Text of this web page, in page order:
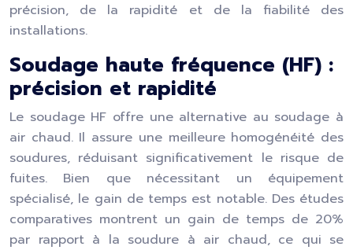
précision, de la rapidité et de la fiabilité des
installations.
Soudage haute fréquence (HF) :
précision et rapidité
Le soudage HF offre une alternative au soudage à
air chaud. Il assure une meilleure homogénéité des
soudures, réduisant significativement le risque de
fuites. Bien que nécessitant un équipement
spécialisé, le gain de temps est notable. Des études
comparatives montrent un gain de temps de 20%
par rapport à la soudure à air chaud, ce qui se